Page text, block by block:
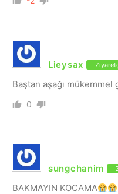
Lieysax
Baştan aşağı
0
sungchanim
BAKMAYIN KOCAMA